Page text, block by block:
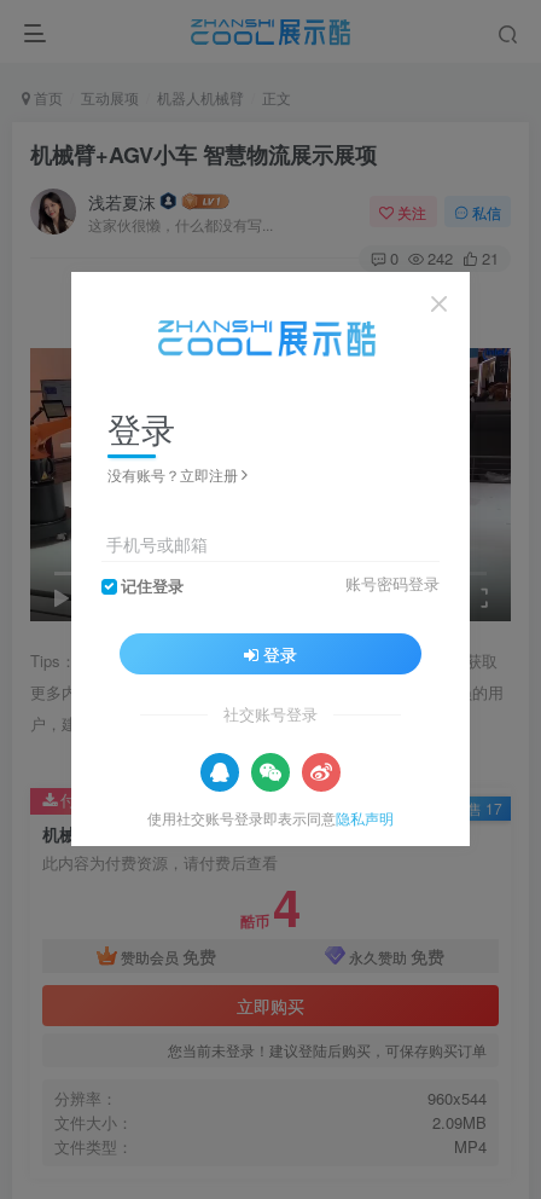
首页 互动展项 机器人机械臂 正文
机械臂+AGV小车 智慧物流展示展项
浅若夏沫
这家伙很懒，什么都没有写...
关注 私信
0 242 21
0:00 /00:09 speed
Tips：1.内容图片或视频可能会有压缩，若文章提供下载服务，获取
更多内容（无展示酷水印）可在下方下载； 2.没有百度网盘会员的用
户，建议用123云盘可获得更快的下载速度。
机械臂+AGV小车 智慧物流展示展项
此内容为付费资源，请付费后查看
酷币 4
赞助会员 免费 永久赞助 免费
立即购买
您当前未登录！建议登陆后购买，可保存购买订单
分辨率：
960x544
文件大小：
2.09MB
文件类型：
MP4
付费资源 已售 17
登录
没有账号？立即注册
手机号或邮箱
记住登录 账号密码登录
登录
社交账号登录
使用社交账号登录即表示同意隐私声明